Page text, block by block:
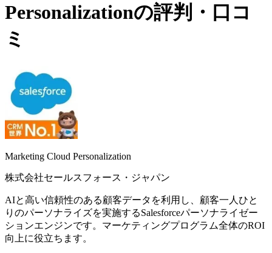
Personalizationの評判・口コ
ミ
Marketing Cloud Personalization
株式会社セールスフォース・ジャパン
AIと高い信頼性のある顧客データを利用し、顧客一人ひと
りのパーソナライズを実施するSalesforceパーソナライゼー
ションエンジンです。マーケティングプログラム全体のROI
向上に役立ちます。